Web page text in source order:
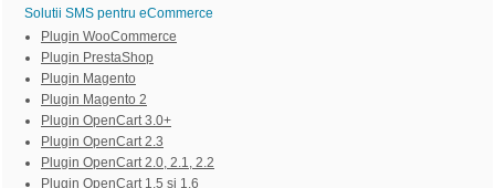
Solutii SMS pentru eCommerce
Plugin WooCommerce
Plugin PrestaShop
Plugin Magento
Plugin Magento 2
Plugin OpenCart 3.0+
Plugin OpenCart 2.3
Plugin OpenCart 2.0, 2.1, 2.2
Plugin OpenCart 1.5 si 1.6